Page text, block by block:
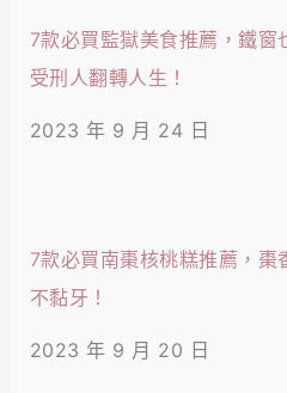
7款必買監獄美食推薦，鐵窗
受刑人翻轉人生！
2023 年 9 月 24 日
7款必買南棗核桃糕推薦，棗
不黏牙！
2023 年 9 月 20 日